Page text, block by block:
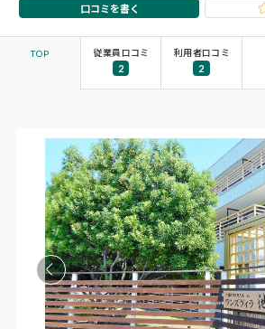
口コミを書く
TOP 従業員口コミ
2
利用者口コミ
2